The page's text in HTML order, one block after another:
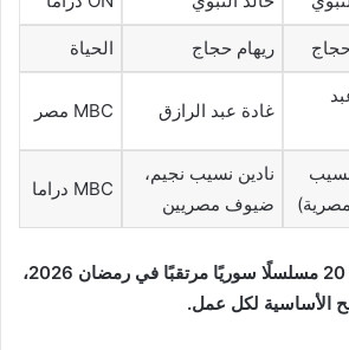
ريهام حجاج الحياة
غادة عبد الرازق MBC مصر
نادين نسيب نجيم،
ضيوف مصريين
MBC دراما
إليك جدول منظم يضم 20 مسلسلًا سوريًا مرتقبًا في رمضان 2026،
الأساسية لكل عمل.